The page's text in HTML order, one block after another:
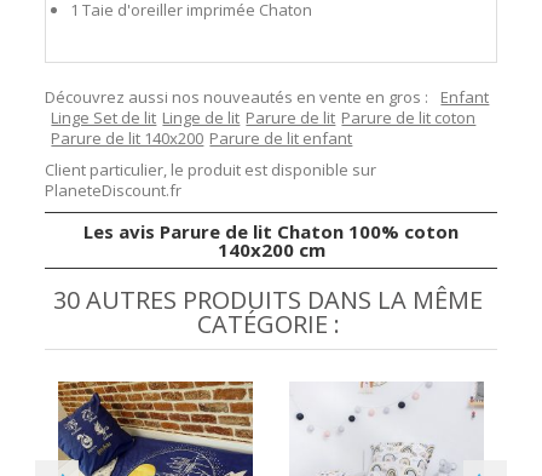
1 Taie d'oreiller imprimée Chaton
Découvrez aussi nos nouveautés en vente en gros :
Enfant
Linge Set de lit Linge de lit Parure de lit Parure de lit coton
Parure de lit 140x200 Parure de lit enfant
Client particulier, le produit est disponible sur
PlaneteDiscount.fr
Les avis Parure de lit Chaton 100% coton
140x200 cm
30 AUTRES PRODUITS DANS LA MÊME
CATÉGORIE :